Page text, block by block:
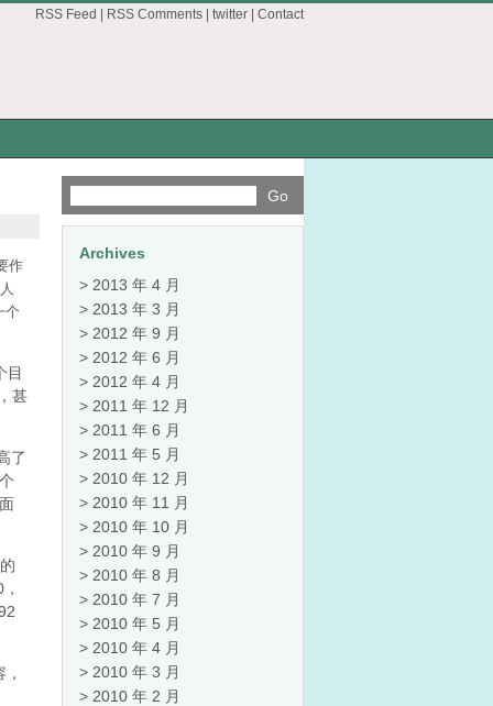
RSS Feed RSS Comments twitter Contact
作
个
目
甚
了
Archives
2013 年 4 月
2013 年 3 月
2012 年 9 月
2012 年 6 月
2012 年 4 月
2011 年 12 月
2011 年 6 月
2011 年 5 月
2010 年 12 月
2010 年 11 月
2010 年 10 月
2010 年 9 月
2010 年 8 月
2010 年 7 月
2010 年 5 月
2010 年 4 月
2010 年 3 月
2010 年 2 月